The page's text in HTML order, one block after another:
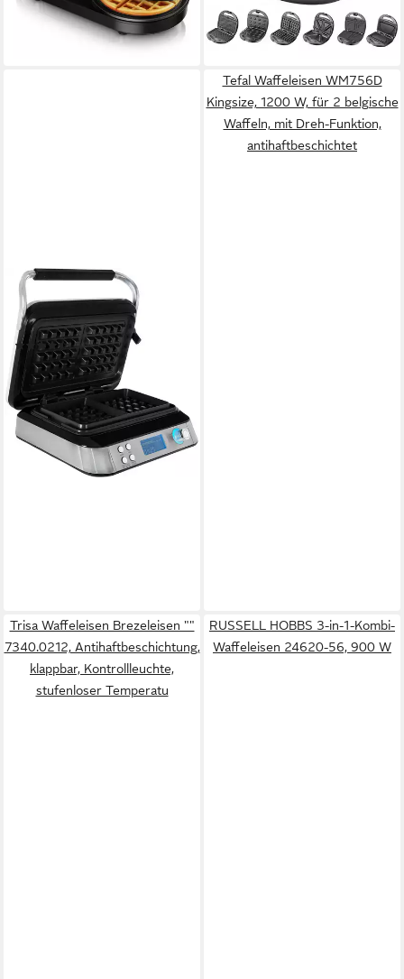
Temperaturregler,
Antihaftbeschichtet, Edelstahl,
UVP 119,95 €
lieferbar - in 2-3 Werktagen bei dir
Nussgebäck Maker,
schwarz/silber
UVP49,99 €
-10%
lieferbar - in 3-4 Werktagen bei dir
GUTFELS
Waffeleisen WAFFLE 5010,
1600 W
(50)
100,27 €
9,16 € mtl. in 12 Raten
leider ausverkauft
Tefal Waffeleisen WM756D
Kingsize, 1200 W, für 2 belgische
Waffeln, mit Dreh-Funktion,
antihaftbeschichtet
Trisa Waffeleisen Brezeleisen ""
7340.0212, Antihaftbeschichtung,
klappbar, Kontrollleuchte,
stufenloser Temperatu
RUSSELL HOBBS 3-in-1-Kombi-
Waffeleisen 24620-56, 900 W